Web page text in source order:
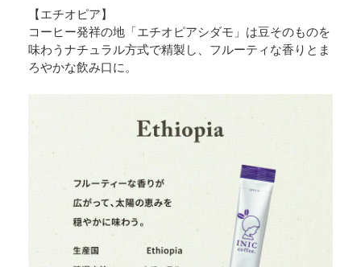
【エチオピア】
コーヒー発祥の地「エチオピアシダモ」は豆そのものを
味わうナチュラル方式で精製し、フルーティな香りとま
ろやかな飲み口に。